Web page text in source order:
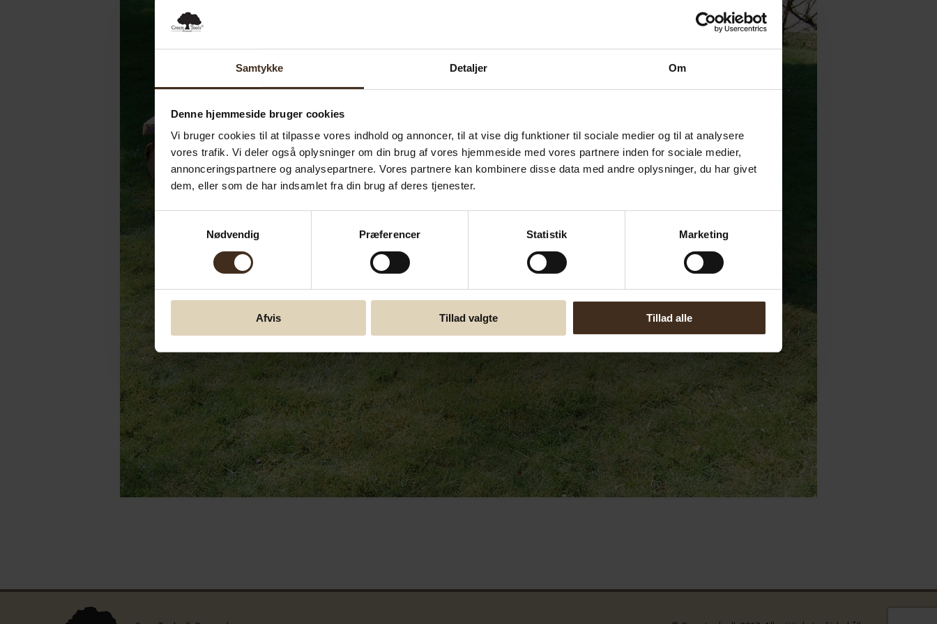
Samtykke Detaljer Om
Denne hjemmeside bruger cookies
Vi bruger cookies til at tilpasse vores indhold og annoncer, til at vise dig funktioner til sociale medier og til at analysere
vores trafik. Vi deler også oplysninger om din brug af vores hjemmeside med vores partnere inden for sociale medier,
annonceringspartnere og analysepartnere. Vores partnere kan kombinere disse data med andre oplysninger, du har givet
dem, eller som de har indsamlet fra din brug af deres tjenester.
Nødvendig
Præferencer Statistik Marketing
Afvis Tillad valgte Tillad alle